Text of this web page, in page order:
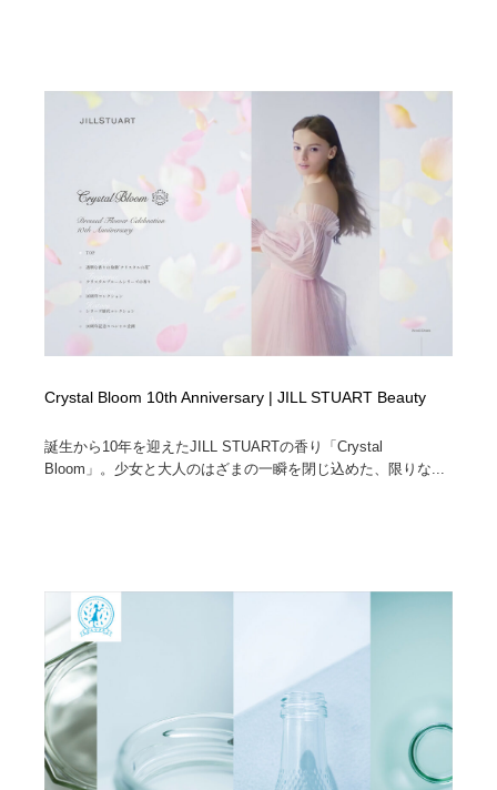
Crystal Bloom 10th Anniversary | JILL STUART Beauty
誕生から10年を迎えたJILL STUARTの香り「Crystal
Bloom」。少女と大人のはざまの一瞬を閉じ込めた、限りな...